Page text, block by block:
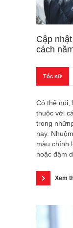
Cập
cách
Tóc nữ
Có thể nói,
thuộc với
trong
nay.
màu chính
hoặc đậm
Xem